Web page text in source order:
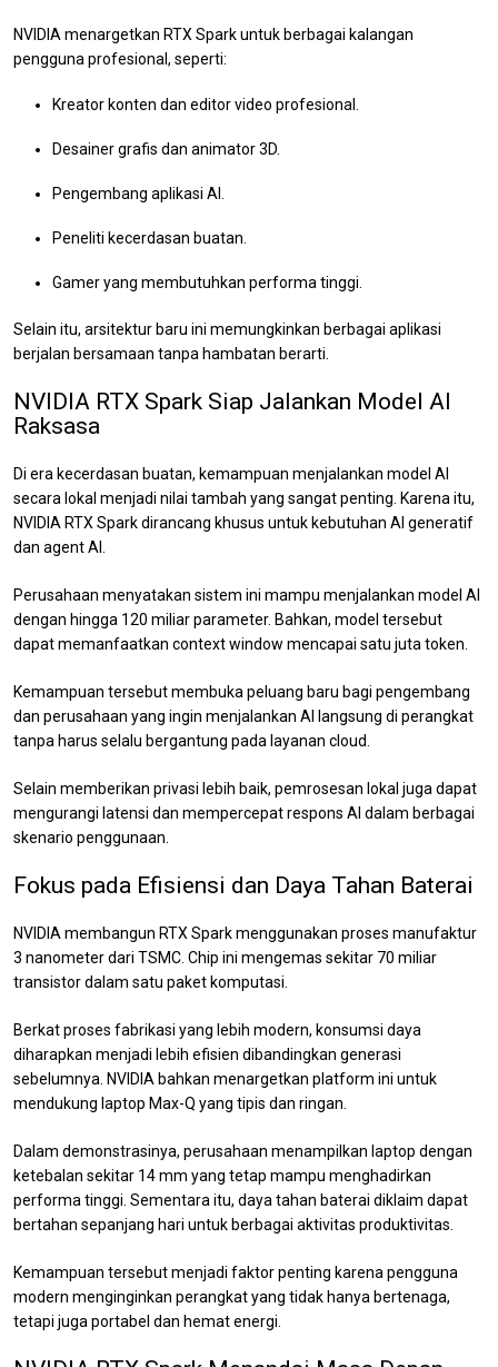
NVIDIA menargetkan RTX Spark untuk berbagai kalangan
pengguna profesional, seperti:
Kreator konten dan editor video profesional.
Desainer grafis dan animator 3D.
Pengembang aplikasi AI.
Peneliti kecerdasan buatan.
Gamer yang membutuhkan performa tinggi.
Selain itu, arsitektur baru ini memungkinkan berbagai aplikasi
berjalan bersamaan tanpa hambatan berarti.
NVIDIA RTX Spark Siap Jalankan Model AI
Raksasa
Di era kecerdasan buatan, kemampuan menjalankan model AI
secara lokal menjadi nilai tambah yang sangat penting. Karena itu,
NVIDIA RTX Spark dirancang khusus untuk kebutuhan AI generatif
dan agent AI.
Perusahaan menyatakan sistem ini mampu menjalankan model AI
dengan hingga 120 miliar parameter. Bahkan, model tersebut
dapat memanfaatkan context window mencapai satu juta token.
Kemampuan tersebut membuka peluang baru bagi pengembang
dan perusahaan yang ingin menjalankan AI langsung di perangkat
tanpa harus selalu bergantung pada layanan cloud.
Selain memberikan privasi lebih baik, pemrosesan lokal juga dapat
mengurangi latensi dan mempercepat respons AI dalam berbagai
skenario penggunaan.
Fokus pada Efisiensi dan Daya Tahan Baterai
NVIDIA membangun RTX Spark menggunakan proses manufaktur
3 nanometer dari TSMC. Chip ini mengemas sekitar 70 miliar
transistor dalam satu paket komputasi.
Berkat proses fabrikasi yang lebih modern, konsumsi daya
diharapkan menjadi lebih efisien dibandingkan generasi
sebelumnya. NVIDIA bahkan menargetkan platform ini untuk
mendukung laptop Max-Q yang tipis dan ringan.
Dalam demonstrasinya, perusahaan menampilkan laptop dengan
ketebalan sekitar 14 mm yang tetap mampu menghadirkan
performa tinggi. Sementara itu, daya tahan baterai diklaim dapat
bertahan sepanjang hari untuk berbagai aktivitas produktivitas.
Kemampuan tersebut menjadi faktor penting karena pengguna
modern menginginkan perangkat yang tidak hanya bertenaga,
tetapi juga portabel dan hemat energi.